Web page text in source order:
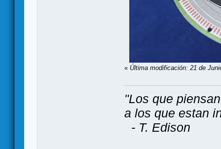
« Última modificación: 21 de
"Los que
a los que estan
- T. Edison